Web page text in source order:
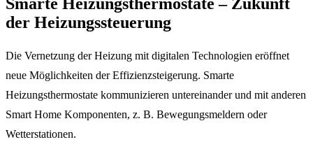
Smarte Heizungsthermostate – Zukunft
der Heizungssteuerung
Die Vernetzung der Heizung mit digitalen Technologien eröffnet
neue Möglichkeiten der Effizienzsteigerung. Smarte
Heizungsthermostate kommunizieren untereinander und mit anderen
Smart Home Komponenten, z. B. Bewegungsmeldern oder
Wetterstationen.